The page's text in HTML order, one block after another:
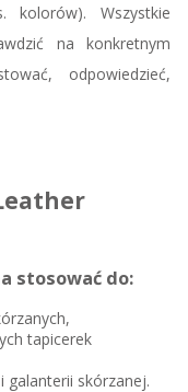
kolorów). Wszystkie
na konkretnym
odpowiedzieć,
stosować do:
tapicerek
galanterii skórzanej.